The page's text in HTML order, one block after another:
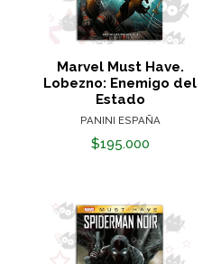
Marvel Must Have.
Lobezno: Enemigo del
Estado
PANINI ESPAÑA
$195.000